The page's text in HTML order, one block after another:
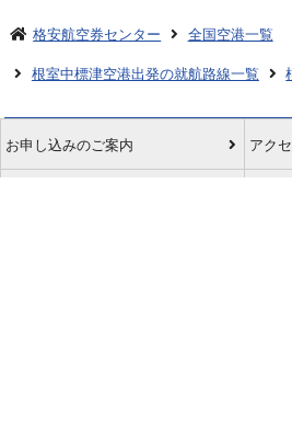
格安航空券センター
全国空港一覧
根室中標津空港出発の就航路線一覧
お申し込みのご案内 アク